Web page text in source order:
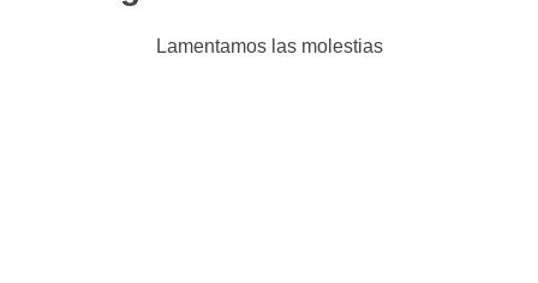
Lamentamos las molestias